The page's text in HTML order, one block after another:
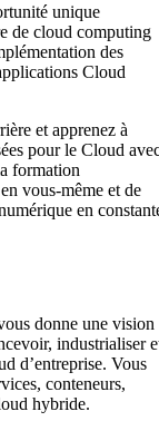
unique
de cloud computing
des
Cloud
et apprenez à
pour le Cloud
formation
vous-même et de
en
donne une vision
industrialiser
d’entreprise. Vous
conteneurs,
hybride.